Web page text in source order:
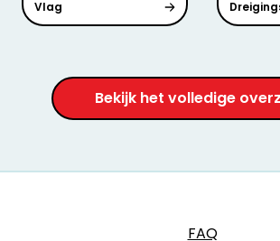
Vlag
Bekijk het volledige
FAQ